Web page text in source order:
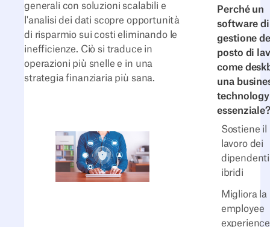
Perché un
software di
gestione
posto di
come
una
technology
essenziale?
Sostiene il
lavoro dei
dipendenti
ibridi
Migliora la
employee
generali con soluzioni scalabili e
l'analisi dei dati scopre opportunità
di risparmio sui costi eliminando le
inefficienze. Ciò si traduce in
operazioni più snelle e in una
strategia finanziaria più sana.